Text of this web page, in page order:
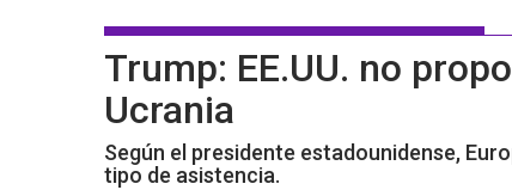
Trump: EE.UU. no
Ucrania
Según el presidente estadounidense,
tipo de asistencia.